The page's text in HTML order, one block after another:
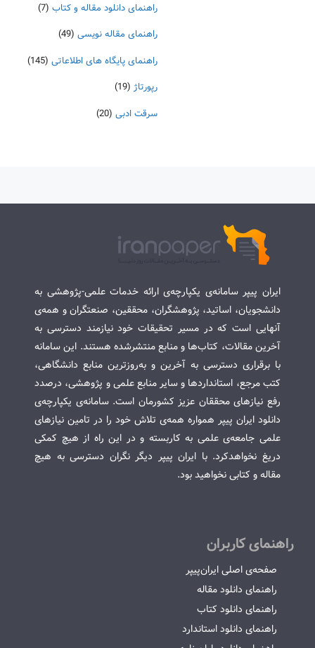
راهنمای دانلود مقاله و کتاب (7)
راهنمای مقاله نویسی (49)
راهنمای پایگاه های اطلاعاتی (145)
رپورتاژ (19)
سرقت ادبی (20)
ایران پیپر سامانه‌ی یکپارچه‌ی ارائه خدمات علمی-پژوهشی به
دانشجویان، اساتید، پژوهشگران، محققین، صنعتگران و همه‌ی
آنهایی است که در مسیر تحقیقات خود نیازمند دسترسی به
آخرین مقالات، کتاب‌ها و منابع منتشرشده هستند. این سامانه
با برقراری دسترسی به آخرین و به‌روزترین منابع دانشگاهی،
کتب مرجع، استانداردها و سایر منابع علمی و پژوهشی، درصدد
رفع نیازهای محققان عزیز کشورمان است. سامانه‌ی یکپارچه‌ی
دانلود ایران پیپر همواره همه‌ی تلاش خود را در تامین نیازهای
علمی جامعه‌ی علمی به کاربسته و در این راه از هیچ کمکی
دریغ نخواهدکرد. با ایران پیپر دیگر نگران دسترسی به هیچ
مقاله و کتابی نخواهید بود.
راهنمای کاربران
صفحه‌ی اصلی ایران‌پیپر
راهنمای دانلود مقاله
راهنمای دانلود کتاب
راهنمای دانلود استاندارد